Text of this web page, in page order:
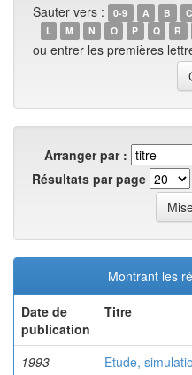
Sauter vers : 0-9 A B C
L
M N O P Q R
ou entrer les premières
Arranger par :
Résultats par page
Montrant les
Date de
publication
Titre
1993
Etude,